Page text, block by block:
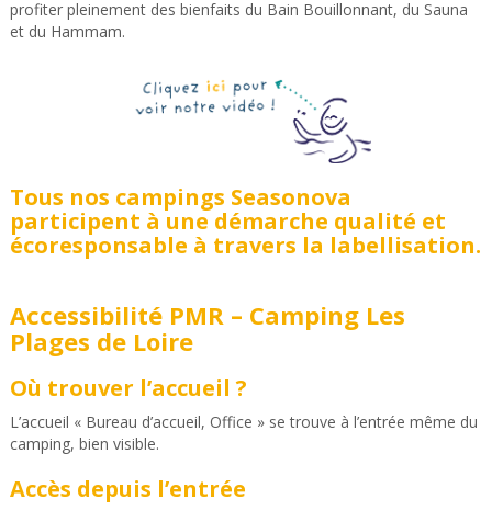
profiter pleinement des bienfaits du Bain Bouillonnant, du Sauna
et du Hammam.
Tous nos campings Seasonova
participent à une démarche qualité et
écoresponsable à travers la labellisation.
Accessibilité PMR – Camping Les
Plages de Loire
Où trouver l’accueil ?
L’accueil « Bureau d’accueil, Office » se trouve à l’entrée même du
camping, bien visible.
Accès depuis l’entrée